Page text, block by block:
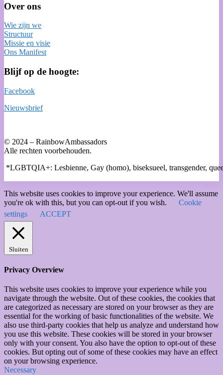
Over ons
Wie zijn we
Structuur
Missie en visie
Ons Manifest
Blijf op de hoogte:
Facebook
Nieuwsbrief
© 2024 – RainbowAmbassadors
Alle rechten voorbehouden.
*LGBTQIA+: Lesbienne, Gay (homo), biseksueel, transgender,
This website uses cookies to improve your experience. We'll assume
you're ok with this, but you can opt-out if you wish.
Cookie
settings
ACCEPT
Sluiten
Privacy Overview
This website uses cookies to improve your experience while you
navigate through the website. Out of these cookies, the cookies that
are categorized as necessary are stored on your browser as they are
essential for the working of basic functionalities of the website. We
also use third-party cookies that help us analyze and understand how
you use this website. These cookies will be stored in your browser
only with your consent. You also have the option to opt-out of these
cookies. But opting out of some of these cookies may have an effect
on your browsing experience.
Necessary